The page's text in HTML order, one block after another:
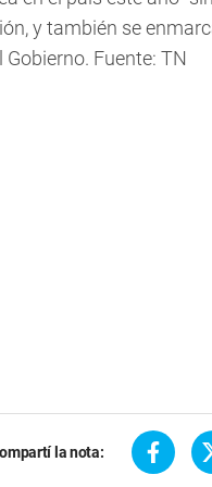
y también se
Fuente: TN
la nota: